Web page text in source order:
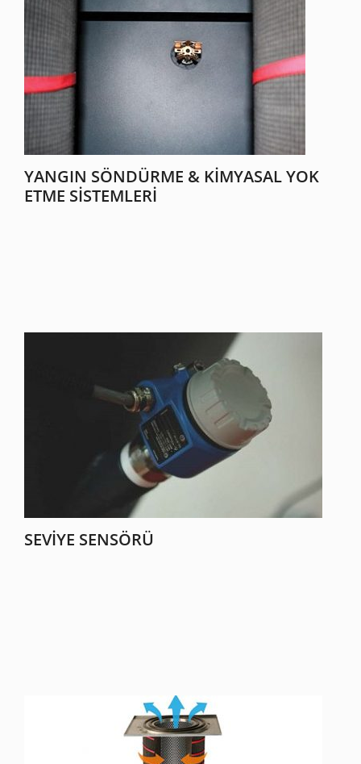
YANGIN SÖNDÜRME & KIMYASAL YOK
ETME SISTEMLERI
SEVIYE SENSÖRÜ